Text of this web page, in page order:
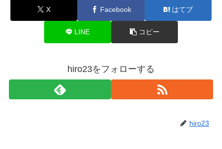
X Facebook はてブ
LINE コピー
hiro23をフォローする
hiro23